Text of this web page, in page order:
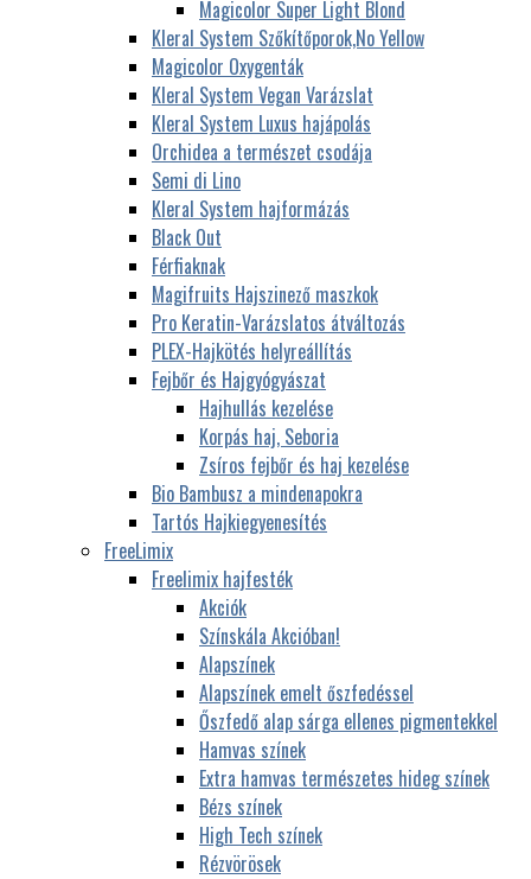
Magicolor Super Light Blond
Kleral System Szőkítőporok,No Yellow
Magicolor Oxygenták
Kleral System Vegan Varázslat
Kleral System Luxus hajápolás
Orchidea a természet csodája
Semi di Lino
Kleral System hajformázás
Black Out
Férfiaknak
Magifruits Hajszinező maszkok
Pro Keratin-Varázslatos átváltozás
PLEX-Hajkötés helyreállítás
Fejbőr és Hajgyógyászat
Hajhullás kezelése
Korpás haj, Seboria
Zsíros fejbőr és haj kezelése
Bio Bambusz a mindenapokra
Tartós Hajkiegyenesítés
FreeLimix
Freelimix hajfesték
Akciók
Színskála Akcióban!
Alapszínek
Alapszínek emelt őszfedéssel
Őszfedő alap sárga ellenes pigmentekkel
Hamvas színek
Extra hamvas természetes hideg színek
Bézs színek
High Tech színek
Rézvörösek